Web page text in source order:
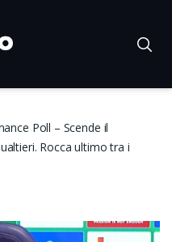
Poll – Scende il
Rocca ultimo tra i